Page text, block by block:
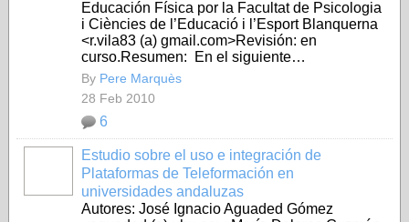
Educación Física por la Facultat de Psicologia
i Ciències de l’Educació i l’Esport Blanquerna
<r.vila83 (a) gmail.com>Revisión: en
curso.Resumen: En el siguiente…
By Pere Marquès
28 Feb 2010
6
Estudio sobre el uso e integración de
Plataformas de Teleformación en
universidades andaluzas
Autores: José Ignacio Aguaded Gómez